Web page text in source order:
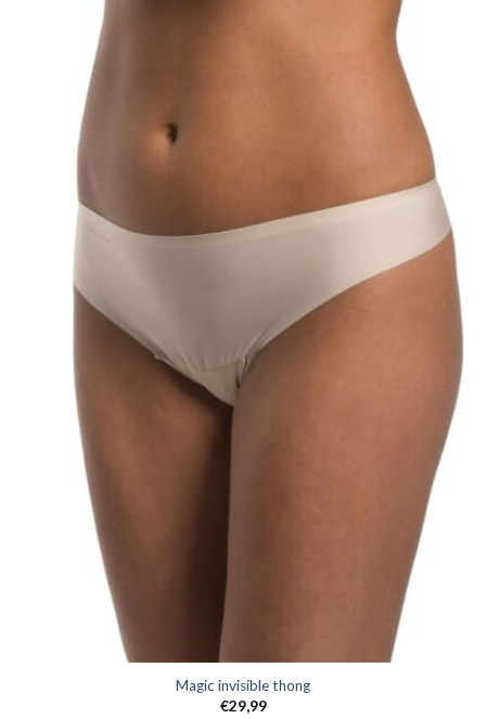
Magic invisible thong
€29,99